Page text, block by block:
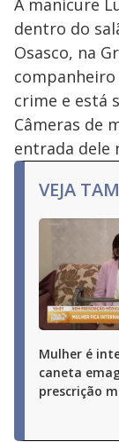
A manicure
dentro do
Osasco, na
crime e está
Câmeras de
entrada dele
VEJA
Mulher é
caneta
prescrição